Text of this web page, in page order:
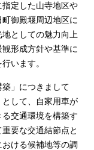
定した山寺地区や
御殿堰周辺地区に
としての魅力向上
形成方針や基準に
います。
」につきまして
して、自家用車が
交通環境を構築す
要な交通結節点と
ける候補地等の調